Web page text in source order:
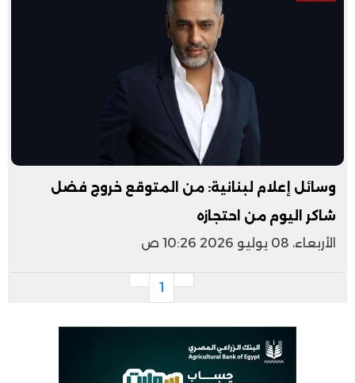
وسائل إعلام لبنانية: من المتوقع خروج فضل
شاكر اليوم من احتجازه
الأربعاء، 08 يوليو 2026 10:26 ص
1